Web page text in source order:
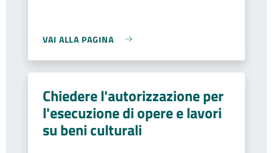
VAI ALLA PAGINA
Chiedere l'autorizzazione per
l'esecuzione di opere e lavori
su beni culturali